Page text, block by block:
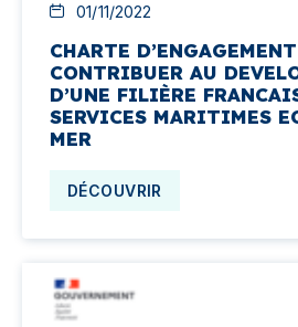
01/11/2022
CHARTE
CONTRIBUER AU
D’UNE FILIÈRE
SERVICES MARITIMES
MER
DÉCOUVRIR